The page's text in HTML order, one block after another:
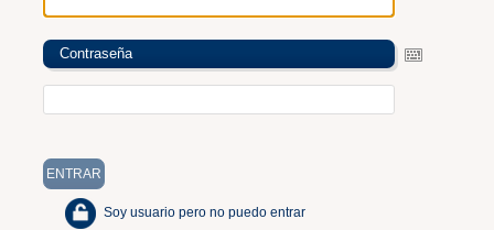
Contraseña
Soy usuario pero no puedo entrar